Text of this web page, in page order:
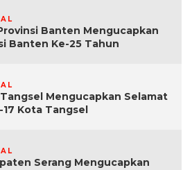
Banten Mengucapkan
Banten Ke-25 Tahun
Mengucapkan Selamat
17 Kota Tangsel
Serang Mengucapkan